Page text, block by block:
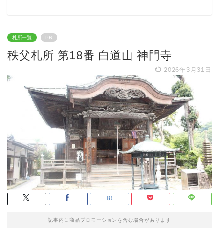
札所一覧 PR
秩父札所 第18番 白道山 神門寺
2026年3月31日
記事内に商品プロモーションを含む場合があります